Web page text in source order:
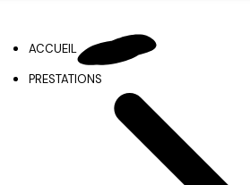
ACCUEIL
PRESTATIONS